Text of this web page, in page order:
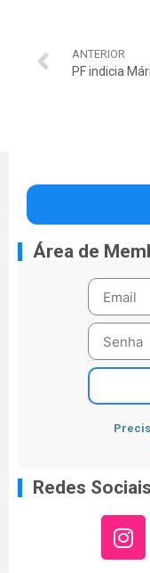
ANTERIOR
Área de
Redes Sociais